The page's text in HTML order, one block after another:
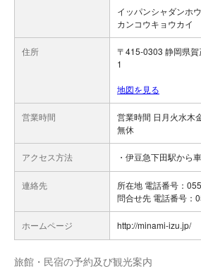
イッパンシャダンホ
カンコウキョウカイ
住所
〒415-0303 静岡県
1
地図を見る
営業時間
営業時間 日月火水木
無休
アクセス方法 ・伊豆急下田駅から
連絡先
所在地 電話番号：
問合せ先 電話番号：
ホームページ http://minami-izu.jp/
旅館・民宿の予約及び観光案内